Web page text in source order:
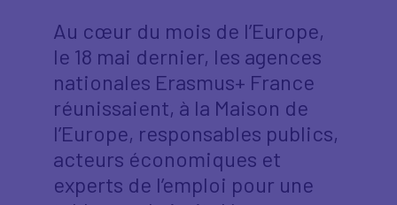
Au cœur du mois de l’Europe,
le 18 mai dernier, les agences
nationales Erasmus+ France
réunissaient, à la Maison de
l’Europe, responsables publics,
acteurs économiques et
experts de l’emploi pour une